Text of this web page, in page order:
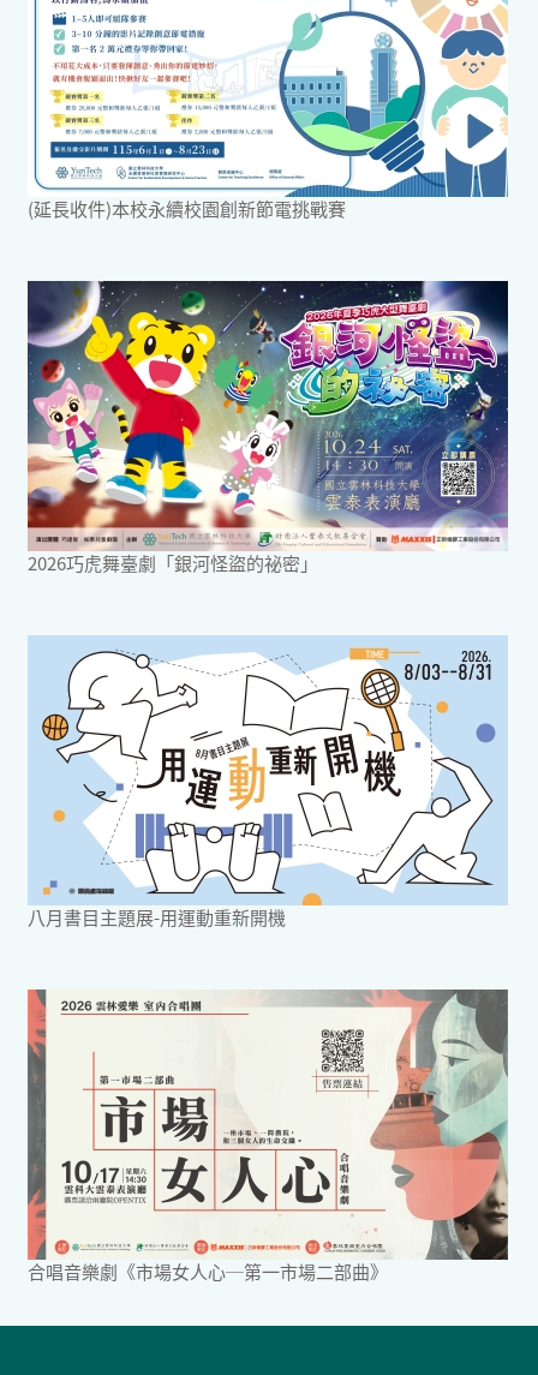
(延長收件)本校永續校園創新節電挑戰賽
2026巧虎舞臺劇「銀河怪盜的祕密」
八月書目主題展-用運動重新開機
合唱音樂劇《市場女人心─第一市場二部曲》